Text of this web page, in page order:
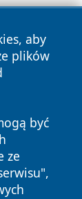
aby
plików
być
ze
prawa